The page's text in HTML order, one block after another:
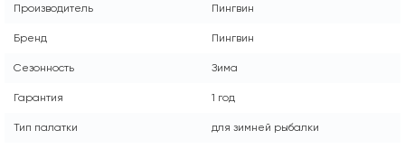
Производитель Пингвин
Бренд Пингвин
Сезонность Зима
Гарантия 1 год
Тип палатки для зимней рыбалки